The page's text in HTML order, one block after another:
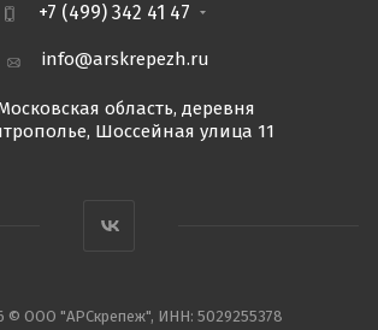
+7 (499) 342 41 47
info@arskrepezh.ru
область, деревня
Шоссейная улица 11
© ООО "АРСкрепеж", ИНН: 5029255378